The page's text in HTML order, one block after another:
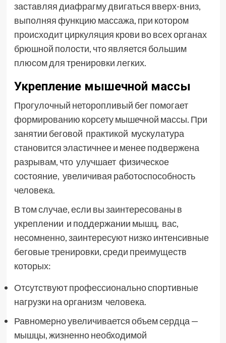
заставляя диафрагму двигаться вверх-вниз,
выполняя функцию массажа, при котором
происходит циркуляция крови во всех органах
брюшной полости, что является большим
плюсом для тренировки легких.
Укрепление мышечной массы
Прогулочный неторопливый бег помогает
формированию корсету мышечной массы. При
занятии беговой практикой мускулатура
становится эластичнее и менее подвержена
разрывам, что улучшает физическое
состояние, увеличивая работоспособность
человека.
В том случае, если вы заинтересованы в
укреплении и поддержании мышц, вас,
несомненно, заинтересуют низко интенсивные
беговые тренировки, среди преимуществ
которых:
Отсутствуют профессионально спортивные
нагрузки на организм человека.
Равномерно увеличивается объем сердца —
мышцы, жизненно необходимой